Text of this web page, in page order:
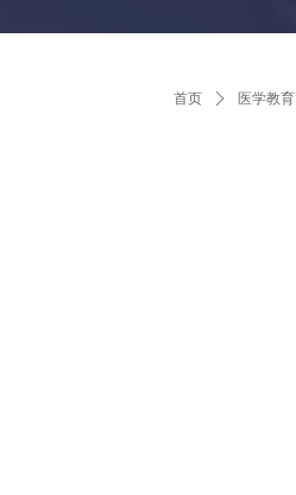
首页 ꄲ 医学教育